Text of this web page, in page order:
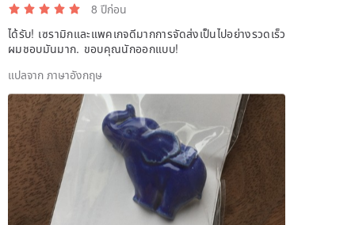
8 ปีก่อน
ได้รับ! เซรามิกและแพคเกจดีมากการจัดส่งเป็นไปอย่างรวดเร็ว
ผมชอบมันมาก. ขอบคุณนักออกแบบ!
แปลจาก ภาษาอังกฤษ